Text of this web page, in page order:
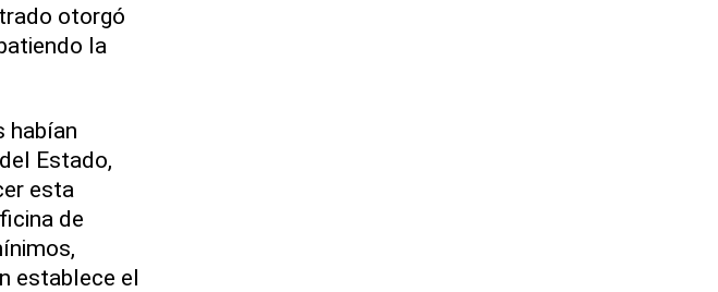
otorgó
la
habían
Estado,
esta
de
establece el